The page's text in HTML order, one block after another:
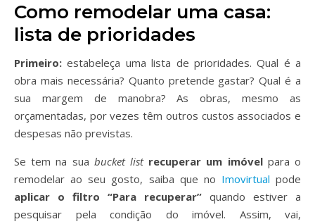
Como remodelar uma casa:
lista de prioridades
Primeiro: estabeleça uma lista de prioridades. Qual é a
obra mais necessária? Quanto pretende gastar? Qual é a
sua margem de manobra? As obras, mesmo as
orçamentadas, por vezes têm outros custos associados e
despesas não previstas.
Se tem na sua bucket list recuperar um imóvelpara o
remodelar ao seu gosto, saiba que no Imovirtual pode
aplicar o filtro “Para recuperar” quando estiver a
pesquisar pela condição do imóvel. Assim, vai,